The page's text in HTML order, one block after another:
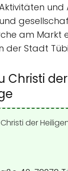
und
am Markt
der Stadt
Christi